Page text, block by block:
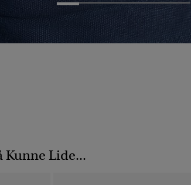
3 4 5 6
Kunne Lide...